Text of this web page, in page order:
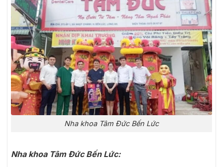
Nha khoa Tâm Đức Bến Lức
Nha khoa Tâm Đức Bến Lức: